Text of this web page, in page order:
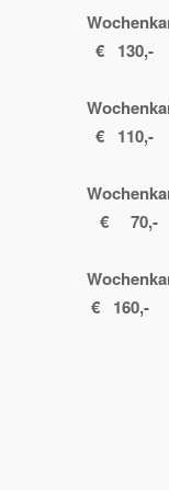
€ 130,-
€ 110,-
€ 70,-
€ 160,-